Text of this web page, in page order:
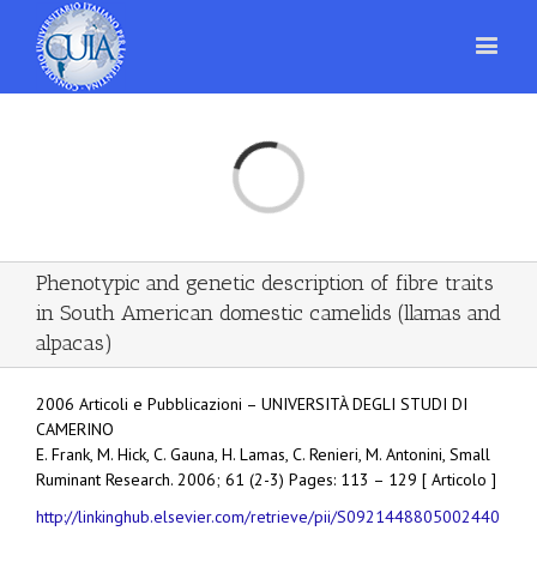
Loading...
Phenotypic and genetic description of fibre traits
in South American domestic camelids (llamas and
alpacas)
2006 Articoli e Pubblicazioni – UNIVERSITÀ DEGLI STUDI DI
CAMERINO
E. Frank, M. Hick, C. Gauna, H. Lamas, C. Renieri, M. Antonini, Small
Ruminant Research. 2006; 61 (2-3) Pages: 113 – 129 [ Articolo ]
http://linkinghub.elsevier.com/retrieve/pii/S0921448805002440